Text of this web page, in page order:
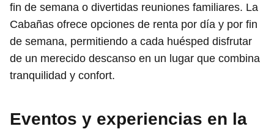
fin de semana o divertidas reuniones familiares. La
Cabañas ofrece opciones de renta por día y por fin
de semana, permitiendo a cada huésped disfrutar
de un merecido descanso en un lugar que combina
tranquilidad y confort.
Eventos y experiencias en la